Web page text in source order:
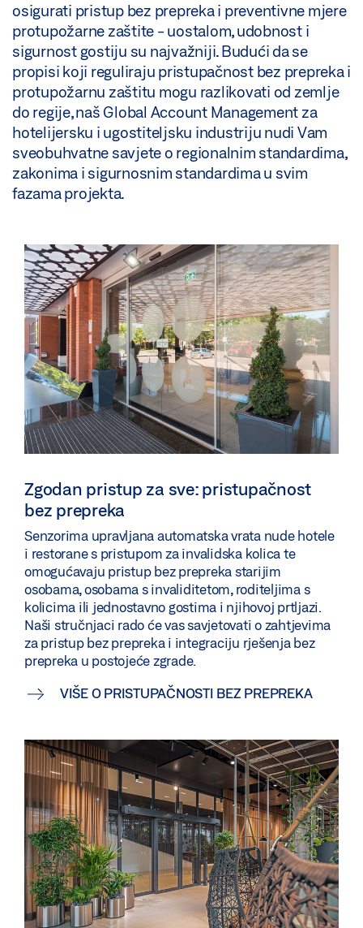
osigurati pristup bez prepreka i preventivne mjere
protupožarne zaštite - uostalom, udobnost i
sigurnost gostiju su najvažniji. Budući da se
propisi koji reguliraju pristupačnost bez prepreka i
protupožarnu zaštitu mogu razlikovati od zemlje
do regije, naš Global Account Management za
hotelijersku i ugostiteljsku industriju nudi Vam
sveobuhvatne savjete o regionalnim standardima,
zakonima i sigurnosnim standardima u svim
fazama projekta.
Zgodan pristup za sve: pristupačnost
bez prepreka
Senzorima upravljana automatska vrata nude hotele
i restorane s pristupom za invalidska kolica te
omogućavaju pristup bez prepreka starijim
osobama, osobama s invaliditetom, roditeljima s
kolicima ili jednostavno gostima i njihovoj prtljazi.
Naši stručnjaci rado će vas savjetovati o zahtjevima
za pristup bez prepreka i integraciju rješenja bez
prepreka u postojeće zgrade.
VIŠE O PRISTUPAČNOSTI BEZ PREPREKA